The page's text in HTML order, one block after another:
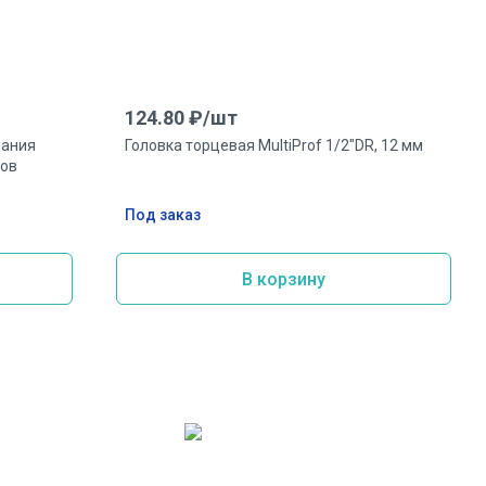
124.80 ₽/шт
Головка торцевая MultiProf 1/2"DR, 12 мм
Под заказ
В корзину